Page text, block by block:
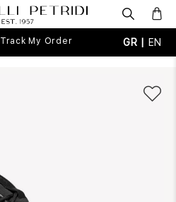
Track My Order GR | EN